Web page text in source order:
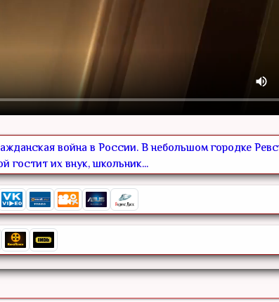
война в России. В небольшом городке
гостит их внук, школьник...